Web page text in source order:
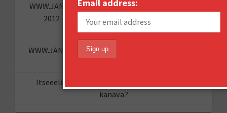
WWW.JANNESAARIKKO.COMon
2012 – what are the hot topics for 2013?
How to Brand Toilet Paper? -
WWW.JANNESAARIKKO.COM
Itseeelis gT
kanava?
Email address: